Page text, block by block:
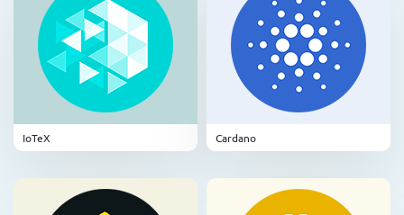
IoTeX Cardano